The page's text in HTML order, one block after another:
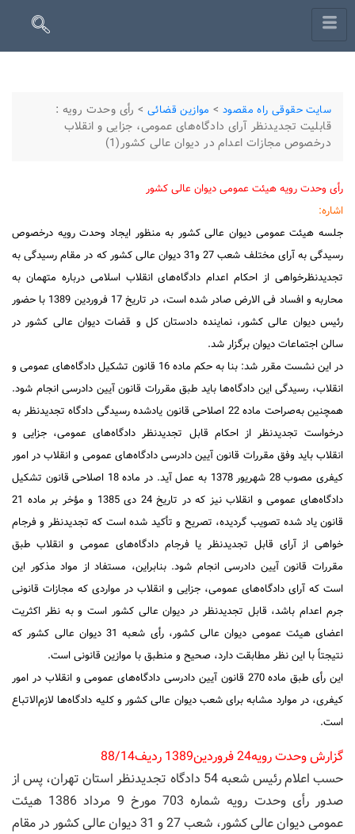
سایت حقوقی راه مقصود > موازین قضائی > رأی وحدت رویه :
قابلیت تجدیدنظر آرای دادگاه‌های عمومی، جزایی و انقلاب
درخصوص مجازات اعدام در دیوان عالی کشور(1)
رأی وحدت رویه هیئت عمومی دیوان عالی کشور
اشاره:
جلسه هیئت عمومی دیوان عالی کشور به منظور ایجاد وحدت رویه درخصوص
رسیدگی به آرای مختلف شعب 27 و31 دیوان عالی کشور که در مقام رسیدگی به
تجدیدنظرخواهی از احکام اعدام دادگاه‌های انقلاب اسلامی درباره متهمان به
محاربه و افساد فی الارض صادر شده است، در تاریخ 17 فروردین 1389 با حضور
رئیس دیوان عالی کشور، نماینده دادستان کل و قضات دیوان عالی کشور در
سالن اجتماعات دیوان برگزار شد.
در این نشست مقرر شد: بنا به حکم ماده 16 قانون تشکیل دادگاه‌های عمومی و
انقلاب، رسیدگی این دادگاه‌ها باید طبق مقررات قانون آیین دادرسی انجام شود.
همچنین به‌صراحت ماده 22 اصلاحی قانون یادشده رسیدگی دادگاه تجدیدنظر به
درخواست تجدیدنظر از احکام قابل تجدیدنظر دادگاه‌های عمومی، جزایی و
انقلاب باید وفق مقررات قانون آیین دادرسی دادگاه‌های عمومی و انقلاب در امور
کیفری مصوب 28 شهریور 1378 به عمل آید. در ماده 18 اصلاحی قانون تشکیل
دادگاه‌های عمومی و انقلاب نیز که در تاریخ 24 دی 1385 و مؤخر بر ماده 21
قانون یاد شده تصویب گردیده، تصریح و تأکید شده است که تجدیدنظر و فرجام
خواهی از آرای قابل تجدیدنظر یا فرجام دادگاه‌های عمومی و انقلاب طبق
مقررات قانون آیین دادرسی انجام ‌شود. بنابراین، مستفاد از مواد مذکور این
است که آرای دادگاه‌های عمومی، جزایی و انقلاب در مواردی که مجازات قانونی
جرم اعدام باشد، قابل تجدیدنظر در دیوان عالی کشور است و به نظر اکثریت
اعضای هیئت عمومی دیوان عالی کشور، رأی شعبه 31 دیوان عالی کشور که
نتیجتاً با این نظر مطابقت دارد، صحیح و منطبق با موازین قانونی است.
این رأی طبق ماده 270 قانون آیین دادرسی دادگاه‌های عمومی و انقلاب در امور
کیفری، در موارد مشابه برای شعب دیوان عالی کشور و کلیه دادگاه‌ها لازم‌الاتباع
است.
گزارش وحدت رویه24 فروردین1389 ردیف88/14
حسب اعلام رئیس شعبه 54 دادگاه تجدیدنظر استان تهران، پس از
صدور رأی وحدت رویه شماره 703 مورخ 9 مرداد 1386 هیئت
عمومی دیوان عالی کشور، شعب 27 و 31 دیوان عالی کشور در مقام